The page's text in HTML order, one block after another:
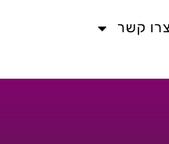
צרו קשר